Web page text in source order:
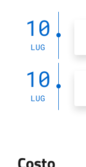
10
LUG
10
LUG